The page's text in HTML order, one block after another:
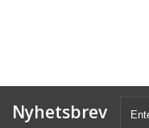
Nyhetsbrev